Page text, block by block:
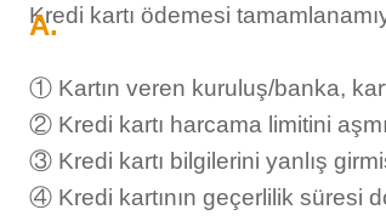
Kredi kartı ödemesi
① Kartın veren kuruluş/banka,
② Kredi kartı harcama limitini
③ Kredi kartı bilgilerini yanlış
④ Kredi kartının geçerlilik süresi